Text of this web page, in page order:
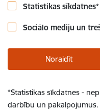
Statistikas sīkdatnes*
Sociālo mediju un
Noraidīt
*Statistikas sīkdatnes -
darbību un pakalpojumus.